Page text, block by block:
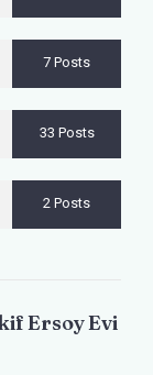
7 Posts
33 Posts
2 Posts
Ersoy Evi